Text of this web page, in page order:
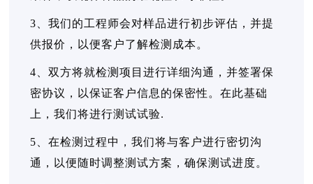
3、我们的工程师会对样品进行初步评估，并提
供报价，以便客户了解检测成本。
4、双方将就检测项目进行详细沟通，并签署保
密协议，以保证客户信息的保密性。在此基础
上，我们将进行测试试验.
5、在检测过程中，我们将与客户进行密切沟
通，以便随时调整测试方案，确保测试进度。